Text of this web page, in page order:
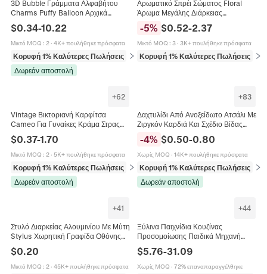
3D Bubble Γράμματα Αλφαβήτου
Charms Puffy Balloon Αρχικά
Αξεσουάρ Κατασκευής Κοσμημάτων
$0.34-10.22
Μικτό MOQ : 2· 4K+ πουλήθηκε πρόσφατα
Κορυφή 1% Καλύτερες Πωλήσεις
σε Μπρελόκ (γούρια)
Δωρεάν αποστολή
Αρωματικό Σπρέι Σώματος Floral
Άρωμα Μεγάλης Διάρκειας
Προσωπική Φροντίδα Δροσιστικό
Σπρέι
-5% $0.52-2.37
Μικτό MOQ : 3· 3K+ πουλήθηκε πρόσφατα
Κορυφή 1% Καλύτερες Πωλήσεις σε
+62
Vintage Βικτοριανή Καρφίτσα
Cameo Για Γυναίκες Κράμα Στρας
Ανάγλυφο Πορτρέτο Αντίκα Στυλ
Κοσμήματα Αξεσουάρ
$0.37-1.70
Μικτό MOQ : 2· 5K+ πουλήθηκε πρόσφατα
Κορυφή 1% Καλύτερες Πωλήσεις
σε Καρφίτσες
Δωρεάν αποστολή
+83
Δαχτυλίδι Από Ανοξείδωτο Ατσάλι Με
Ζιργκόν Καρδιά Και Σχέδιο Βίδας
Μόδα Κοσμήματα Για Γυναίκες Και
Άνδρες
-4% $0.50-0.80
Χωρίς MOQ · 14K+ πουλήθηκε πρόσφατα
Κορυφή 1% Καλύτερες Πωλήσεις
σε
Δωρεάν αποστολή
+41
Στυλό Διαρκείας Αλουμινίου Με Μύτη
Stylus Χωρητική Γραφίδα Οθόνης
Ομαλής Γραφής Για Συσκευές
Οθόνης Αφής
$0.20
Μικτό MOQ : 2· 45K+ πουλήθηκε πρόσφατα
+44
Ξύλινα Παιχνίδια Κουζίνας
Προσομοίωσης Παιδικά Μηχανή
Παιχνίδι Ρόλων
$5.76-31.09
Χωρίς MOQ · 72% επαναπαραγγέλθηκε